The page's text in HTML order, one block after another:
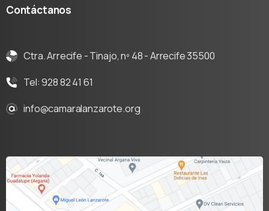
Contáctanos
Ctra. Arrecife - Tinajo, nº 48 - Arrecife 35500
Tel: 928 82 41 61
info@camaralanzarote.org